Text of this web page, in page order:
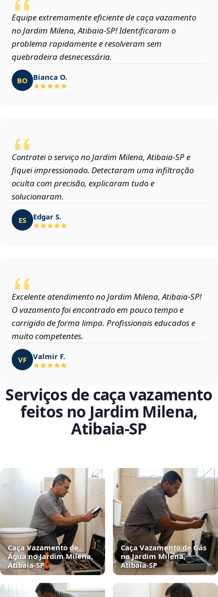
Equipe extremamente eficiente de caça vazamento
no Jardim Milena, Atibaia‑SP! Identificaram o
problema rapidamente e resolveram sem
quebradeira desnecessária.
BO Bianca O.
Contratei o serviço no Jardim Milena, Atibaia‑SP e
fiquei impressionado. Detectaram uma infiltração
oculta com precisão, explicaram tudo e
solucionaram.
ES Edgar S.
Excelente atendimento no Jardim Milena, Atibaia‑SP!
O vazamento foi encontrado em pouco tempo e
corrigido de forma limpa. Profissionais educados e
muito competentes.
VF Valmir F.
Serviços de caça vazamento
feitos no Jardim Milena,
Atibaia‑SP
Caça Vazamento de
Água no Jardim Milena,
Atibaia‑SP
Caça Vazamento de Gás
no Jardim Milena,
Atibaia‑SP